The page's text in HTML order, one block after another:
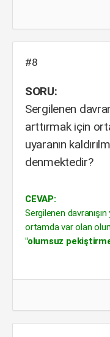
#8
SORU:
Sergilenen
arttırmak için
uyaranın
denmektedir?
CEVAP:
Sergilenen davranışın
ortamda var olan
"olumsuz